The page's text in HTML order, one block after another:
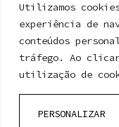
Utilizamos
experiência de
conteúdos
tráfego. Ao clicar
utilização de
PERSONALIZAR